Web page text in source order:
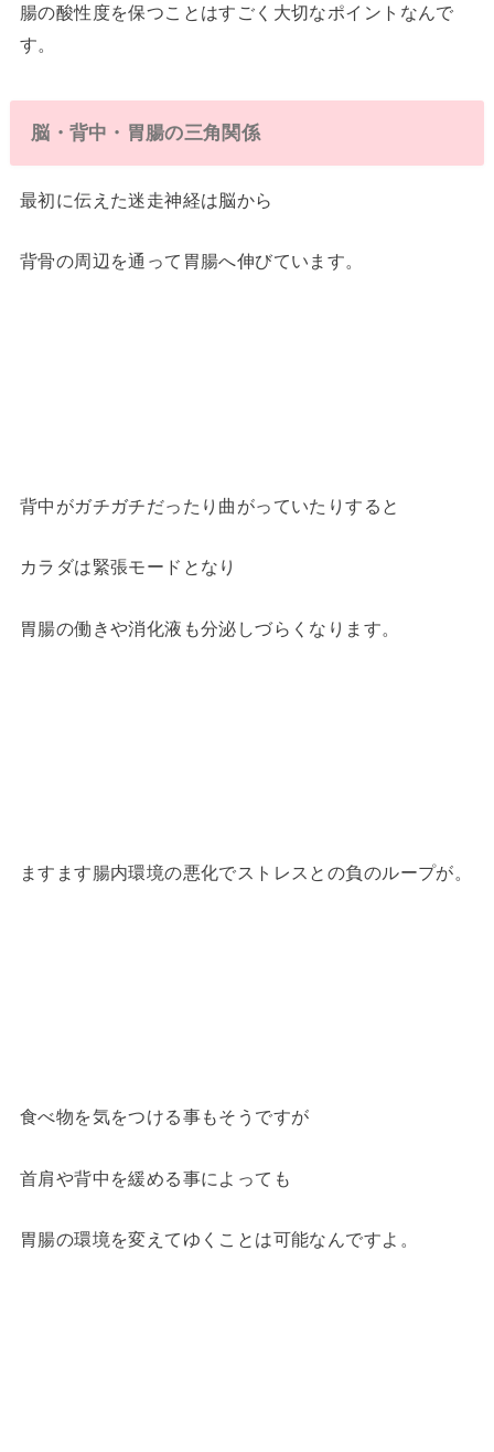
腸の酸性度を保つことはすごく大切なポイントなんで
す。
脳・背中・胃腸の三角関係
最初に伝えた迷走神経は脳から
背骨の周辺を通って胃腸へ伸びています。
背中がガチガチだったり曲がっていたりすると
カラダは緊張モードとなり
胃腸の働きや消化液も分泌しづらくなります。
ますます腸内環境の悪化でストレスとの負のループが。
食べ物を気をつける事もそうですが
首肩や背中を緩める事によっても
胃腸の環境を変えてゆくことは可能なんですよ。